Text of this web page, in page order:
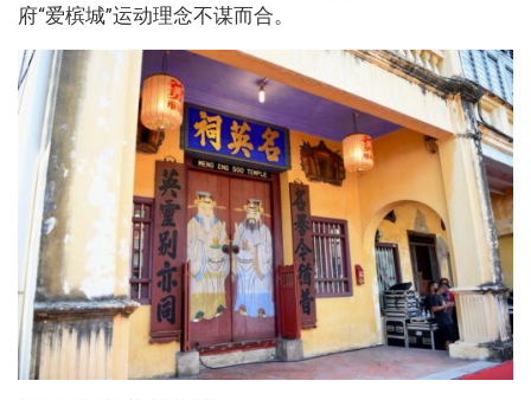
府“爱槟城”运动理念不谋而合。